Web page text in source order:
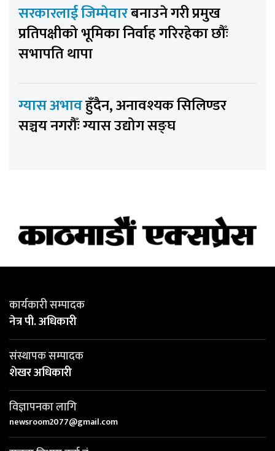
सरकारलाई जिम्मेवारबनाउने गरी प्रमुख
प्रतिपक्षीको भूमिका निर्वाह गरिरहेका छौँः
सभापति थापा
ग्यास अभावहुँदैन, अनावश्यक सिलिण्डर
सञ्चय नगरौँः ग्यास उद्योग सङ्घ
कार्यकारी सम्पादक
नेत्र पी. अधिकारी
संस्थापक सम्पादक
शेखर अधिकारी
विज्ञापनका लागि
newsroom2077@gmail.com